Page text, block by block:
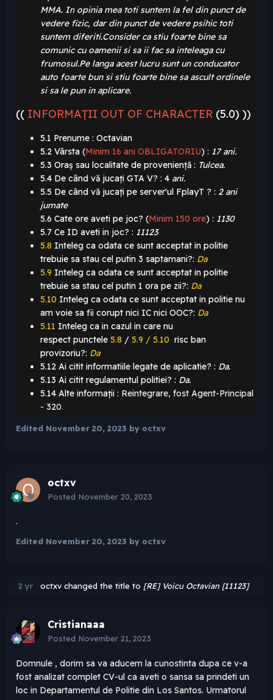
MMA. In opinia mea toti suntem la fel din punct de
vedere fizic, dar din punct de vedere psihic toti
suntem diferiti.Consider ca stiu foarte bine sa
comunic cu oamenii si sa ii fac sa inteleaga cu
frumosul.Pe langa acest lucru sunt un conducator
auto foarte bun si stiu foarte bine sa ascult ordinele
si sa le pun in aplicare.
(( INFORMAȚII OUT OF CHARACTER (5.0) ))
5.1 Prenume : Octavian
5.2 Vârsta (Minim 16 ani OBLIGATORIU) : 17 ani.
5.3 Oraș sau localitate de proveniență : Tulcea.
5.4 De când vă jucați GTA V? : 4 ani.
5.5 De când vă jucați pe server'ul FplayT ? : 2 ani
jumate
5.6 Cate ore aveti pe joc? (Minim 150 ore) : 1130
5.7 Ce ID aveti in joc? : 11123
5.8 Inteleg ca odata ce sunt acceptat in politie
trebuie sa stau cel putin 3 saptamani?: Da
5.9 Inteleg ca odata ce sunt acceptat in politie
trebuie sa stau cel putin 1 ora pe zii?: Da
5.10 Inteleg ca odata ce sunt acceptat in politie nu
am voie sa fii corupt nici IC nici OOC?: Da
5.11 Inteleg ca in cazul in care nu
respect punctele 5.8 / 5.9 / 5.10 risc ban
provizoriu?: Da
5.12 Ai citit informatiile legate de aplicatie? : Da.
5.13 Ai citit regulamentul politiei? : Da.
5.14 Alte informații : Reintegrare, fost Agent-Principal
- 320
Edited November 20, 2023 by octxv
octxv
Posted November 20, 2023
.
Edited November 20, 2023 by octxv
2 yr octxv changed the title to [RE] Voicu Octavian [11123]
Cristianaaa
Posted November 21, 2023
Domnule , dorim sa va aducem la cunostinta dupa ce v-a
fost analizat complet CV-ul ca aveti o sansa sa prindeti un
loc in Departamentul de Politie din Los Santos. Urmatorul